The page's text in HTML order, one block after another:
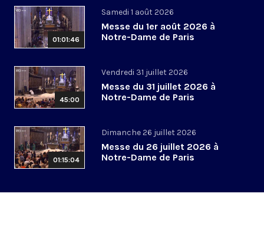
01:01:46
Samedi 1 août 2026
Messe du 1er août 2026 à
Notre-Dame de Paris
45:00
Vendredi 31 juillet 2026
Messe du 31 juillet 2026 à
Notre-Dame de Paris
01:15:04
Dimanche 26 juillet 2026
Messe du 26 juillet 2026 à
Notre-Dame de Paris